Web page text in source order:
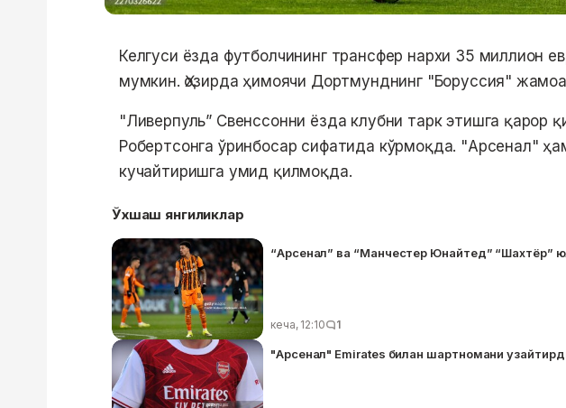
Келгуси ёзда футболчининг трансфер нархи 35 миллион
мумкин. Ҳозирда ҳимоячи Дортмунднинг "Боруссия"
"Ливерпуль” Свенссонни ёзда клубни тарк этишга қарор
Робертсонга ўринбосар сифатида кўрмоқда. "Арсенал"
кучайтиришга умид қилмоқда.
Ўхшаш янгиликлар
“Арсенал” ва “Манчестер Юнайтед” “Шахтёр”
кеча, 12:10 1
"Арсенал" Emirates билан шартномани